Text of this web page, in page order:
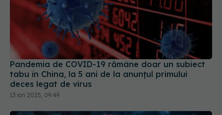
Pandemia de COVID-19 rămâne doar un subiect
tabu în China, la 5 ani de la anunțul primului
deces legat de virus
13 ian 2025, 09:49